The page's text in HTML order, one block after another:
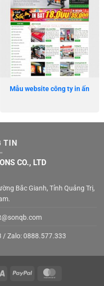
Mẫu website công ty in ấn
TIN
CO., LTD
Bắc Gianh, Tỉnh Quảng Trị,
/ Zalo:0888.577.333
Visa PayPal